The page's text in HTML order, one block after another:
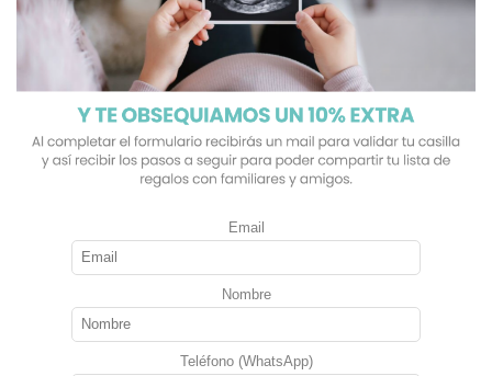
Email
Nombre
Teléfono (WhatsApp)